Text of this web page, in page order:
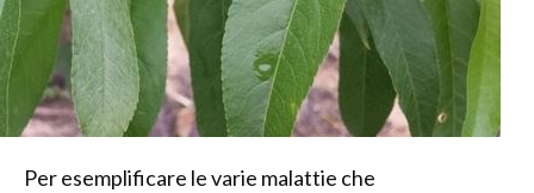
Per esemplificare le varie malattie che